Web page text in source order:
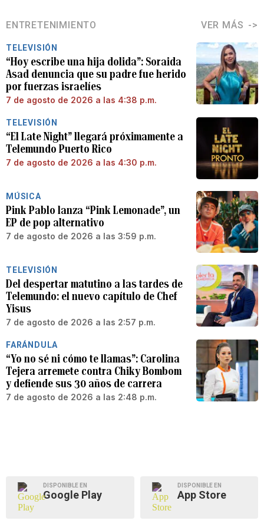
ENTRETENIMIENTO VER MÁS
TELEVISIÓN
“Hoy escribe una hija dolida”: Soraida
Asad denuncia que su padre fue herido
por fuerzas israelíes
7 de agosto de 2026 a las 4:38 p.m.
TELEVISIÓN
“El Late Night” llegará próximamente a
Telemundo Puerto Rico
7 de agosto de 2026 a las 4:30 p.m.
MÚSICA
Pink Pablo lanza “Pink Lemonade”, un
EP de pop alternativo
7 de agosto de 2026 a las 3:59 p.m.
TELEVISIÓN
Del despertar matutino a las tardes de
Telemundo: el nuevo capítulo de Chef
Yisus
7 de agosto de 2026 a las 2:57 p.m.
FARÁNDULA
“Yo no sé ni cómo te llamas”: Carolina
Tejera arremete contra Chiky Bombom
y defiende sus 30 años de carrera
7 de agosto de 2026 a las 2:48 p.m.
DISPONIBLE EN
Google Play
DISPONIBLE EN
App Store